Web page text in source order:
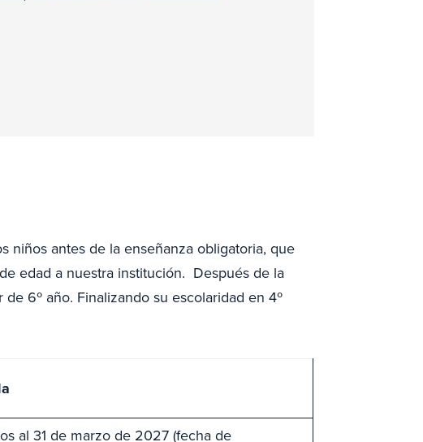
niños antes de la enseñanza obligatoria, que
edad a nuestra institución. Después de la
6º año. Finalizando su escolaridad en 4º
al 31 de marzo de 2027 (fecha de